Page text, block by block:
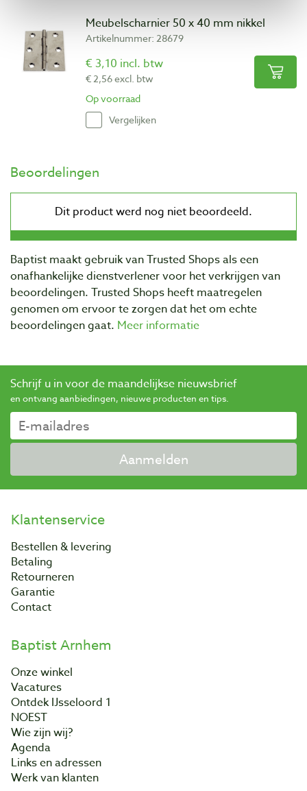
Meubelscharnier 50 x 40 mm nikkel
Artikelnummer: 28679
€ 3,10 incl. btw
€ 2,56 excl. btw
Op voorraad
Vergelijken
Beoordelingen
Baptist maakt gebruik van Trusted Shops als een
onafhankelijke dienstverlener voor het verkrijgen van
beoordelingen. Trusted Shops heeft maatregelen
genomen om ervoor te zorgen dat het om echte
beoordelingen gaat. Meer informatie
Schrijf u in voor de maandelijkse nieuwsbrief
en ontvang aanbiedingen, nieuwe producten en tips.
Aanmelden
Klantenservice
Bestellen & levering
Betaling
Retourneren
Garantie
Contact
Baptist Arnhem
Onze winkel
Vacatures
Ontdek IJsseloord 1
NOEST
Wie zijn wij?
Agenda
Links en adressen
Werk van klanten